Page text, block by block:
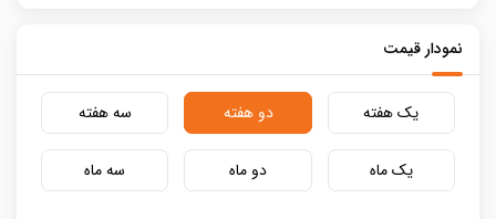
نمودار قیمت
یک هفته دو هفته سه هفته
یک ماه دو ماه سه ماه